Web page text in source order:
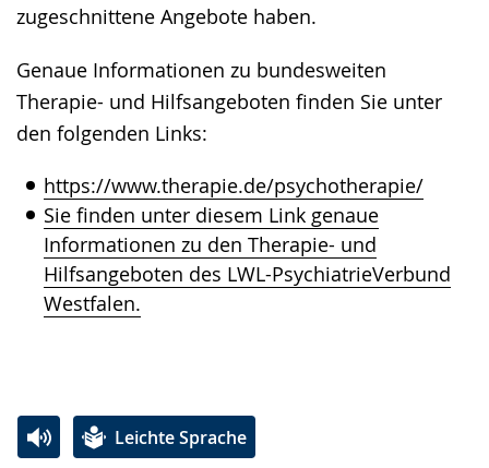
zugeschnittene Angebote haben.
Genaue Informationen zu bundesweiten
Therapie- und Hilfsangeboten finden Sie unter
den folgenden Links:
https://www.therapie.de/psychotherapie/
Sie finden unter diesem Link genaue
Informationen zu den Therapie- und
Hilfsangeboten des LWL-PsychiatrieVerbund
Westfalen.
Leichte Sprache